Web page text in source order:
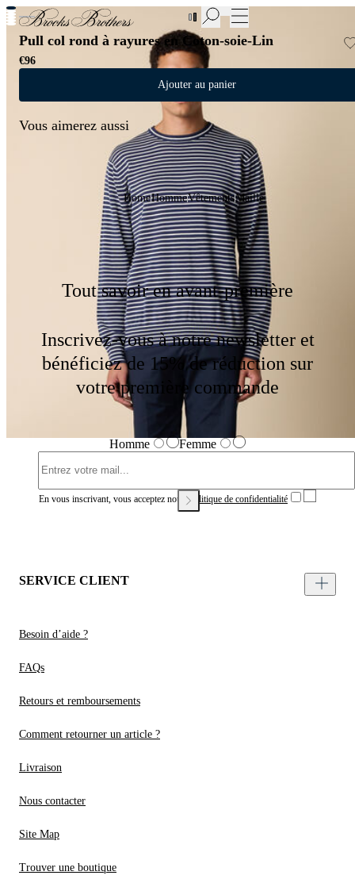
Nouvelles pièces en Soldes | Jusqu'à -50%
Pull col rond à rayures en Coton-soie-Lin
€96
Ajouter au panier
Vous aimerez aussi
HomeHommeVêtementsMaille
Tout savoir en avant-première
Inscrivez-vous à notre newsletter et
bénéficiez de 15% de réduction sur
votre première commande
Homme Femme
En vous inscrivant, vous acceptez notrePolitique de confidentialité
SERVICE CLIENT
Besoin d’aide ?
FAQs
Retours et remboursements
Comment retourner un article ?
Livraison
Nous contacter
Site Map
Trouver une boutique